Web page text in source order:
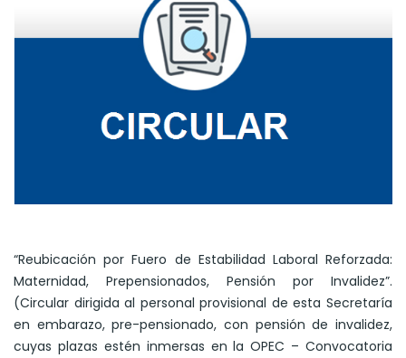
“Reubicación por Fuero de Estabilidad Laboral Reforzada:
Maternidad, Prepensionados, Pensión por Invalidez”.
(Circular dirigida al personal provisional de esta Secretaría
en embarazo, pre-pensionado, con pensión de invalidez,
cuyas plazas estén inmersas en la OPEC – Convocatoria